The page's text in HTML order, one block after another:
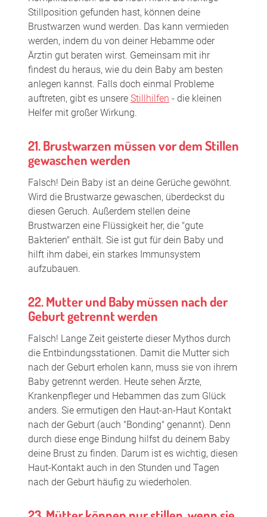
Stillposition gefunden hast, können deine
Brustwarzen wund werden. Das kann vermieden
werden, indem du von deiner Hebamme oder
Ärztin gut beraten wirst. Gemeinsam mit ihr
findest du heraus, wie du dein Baby am besten
anlegen kannst. Falls doch einmal Probleme
auftreten, gibt es unsere Stillhilfen - die kleinen
Helfer mit großer Wirkung.
21. Brustwarzen müssen vor dem Stillen
gewaschen werden
Falsch! Dein Baby ist an deine Gerüche gewöhnt.
Wird die Brustwarze gewaschen, überdeckst du
diesen Geruch. Außerdem stellen deine
Brustwarzen eine Flüssigkeit her, die "gute
Bakterien" enthält. Sie ist gut für dein Baby und
hilft ihm dabei, ein starkes Immunsystem
aufzubauen.
22. Mutter und Baby müssen nach der
Geburt getrennt werden
Falsch! Lange Zeit geisterte dieser Mythos durch
die Entbindungsstationen. Damit die Mutter sich
nach der Geburt erholen kann, muss sie von ihrem
Baby getrennt werden. Heute sehen Ärzte,
Krankenpfleger und Hebammen das zum Glück
anders. Sie ermutigen den Haut-an-Haut Kontakt
nach der Geburt (auch "Bonding" genannt). Denn
durch diese enge Bindung hilfst du deinem Baby
deine Brust zu finden. Darum ist es wichtig, diesen
Haut-Kontakt auch in den Stunden und Tagen
nach der Geburt häufig zu wiederholen.